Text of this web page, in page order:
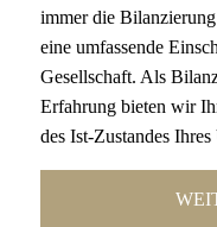
immer die
eine umfassende
Gesellschaft. Als
Erfahrung bieten wir
des Ist-Zustandes